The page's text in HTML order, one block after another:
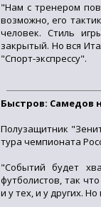
"Нам с тренером
возможно, его
человек. Стиль
закрытый. Но вся
"Спорт-экспрессу".
Быстров: Самедов
Полузащитник
тура чемпионата
"Событий будет
футболистов, так
и у тех, и у других.